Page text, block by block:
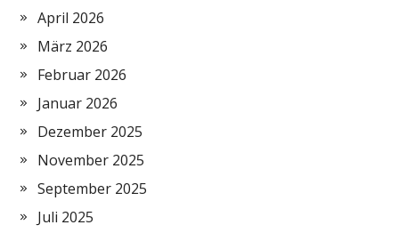
April 2026
März 2026
Februar 2026
Januar 2026
Dezember 2025
November 2025
September 2025
Juli 2025